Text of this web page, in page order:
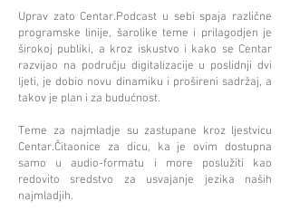
Uprav zato Centar.Podcast u sebi spaja različne
programske linije, šarolike teme i prilagodjen je
širokoj publiki, a kroz iskustvo i kako se Centar
razvijao na području digitalizacije u poslidnji dvi
ljeti, je dobio novu dinamiku i prošireni sadržaj, a
takov je plan i za budućnost.
Teme za najmladje su zastupane kroz ljestvicu
Centar.Čitaonice za dicu, ka je ovim dostupna
samo u audio-formatu i more poslužiti kao
redovito sredstvo za usvajanje jezika naših
najmladjih.